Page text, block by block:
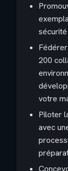
200
votre
Piloter
avec